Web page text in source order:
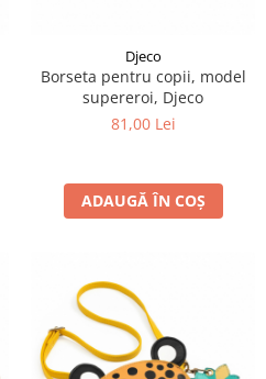
Djeco
Borseta pentru copii, model
supereroi, Djeco
81,00 Lei
ADAUGĂ ÎN COȘ